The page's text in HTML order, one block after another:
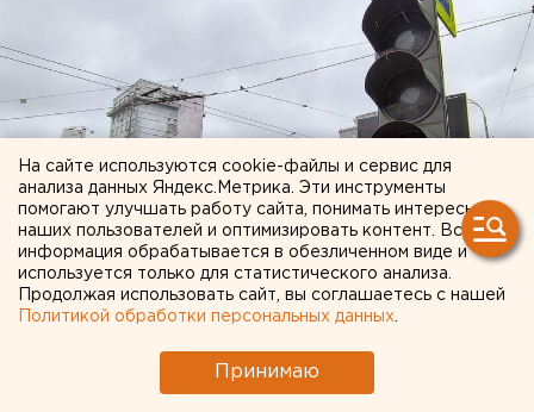
В свердловском селе Новоипатово (Сысертский
На сайте используются cookie-файлы и сервис для
анализа данных Яндекс.Метрика. Эти инструменты
помогают улучшать работу сайта, понимать интересы
наших пользователей и оптимизировать контент. Вся
информация обрабатывается в обезличенном виде и
используется только для статистического анализа.
Продолжая использовать сайт, вы соглашаетесь с нашей
Политикой обработки персональных данных
Принимаю